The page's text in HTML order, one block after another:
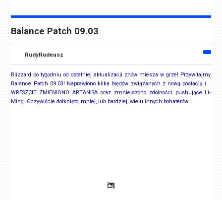
Balance Patch 09.03
RudyRudeusz
Blizzard po tygodniu od ostatniej aktualizacji znów miesza w grze! Przywitajmy
Balance Patch 09.03! Naprawiono kilka błędów związanych z nową postacią i...
WRESZCIE ZMIENIONO ARTANISA oraz zmniejszono zdolności pushujące Li-
Ming. Oczywiście dotknięto, mniej, lub bardziej, wielu innych bohaterów.